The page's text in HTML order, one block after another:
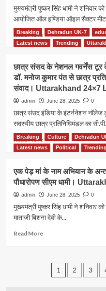
जायजा।
Uttarakhand
24×7
Live
news
बादल
फटने
से
भारी
तबाही,9
बुलाई
गई
SDRF।
Uttarakhand
Live
news
मुख्यमंत्री पुष्कर सिंह धामी ने शनिवार
आयोजित ऑल इण्डिया ऑइल सैक्टर मीट
Read MoreRead
more
सीएम
धामी
ने
ऑल
इण्डिया
ऑइल
सैक्टर
मीट
कार्यक्रम
में
प्रतिभाग
Uttarakhand
24×7
Live
Breaking Dehradun UK-7
Latest news
Trending
छात्र संसद के नेशनल गवर्नेंस टूर
डॉ. मनोज कुमार पंत से छात्र
संवाद। Uttarakhand 24×7
admin June 28, 2025 0
छात्र संसद इंडिया के इंटर्ननेशन नॉलेज
सदस्यीय छात्र प्रतिनिधिमंडल का
Read MoreRead
more
छात्र
संसद
के
नेशनल
गवर्नेंस
के
Breaking Culture Dehradun
Latest news
Political Trending
एक पेड़ मां के नाम अभियान के
पौधारोपण सीएम धामी।
admin June 28, 2025 0
मुख्यमंत्री पुष्कर सिंह धामी ने शनिवार
माताजी बिशना देवी के...
Read MoreRead
Posts
1 2 3